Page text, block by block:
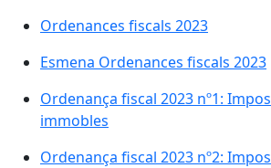
Ordenances fiscals 2023
Esmena Ordenances fiscals 2023
Ordenança fiscal 2023 nº1:
immobles
Ordenança fiscal 2023 nº2: